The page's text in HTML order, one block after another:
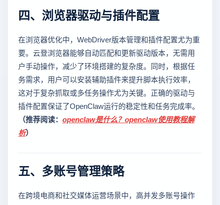
四、浏览器驱动与插件配置
在浏览器优化中，WebDriver版本管理和插件配置尤为重
要。云登浏览器能够自动匹配和更新驱动版本，无需用
户手动操作，减少了环境搭建的复杂度。同时，根据任
务需求，用户可以安装辅助插件来提升脚本执行效率，
这对于复杂抓取或多任务操作尤为关键。正确的驱动与
插件配置保证了OpenClaw运行的稳定性和任务完成率。
（推荐阅读： openclaw是什么？openclaw使用教程解
析）
五、多账号管理策略
在跨境电商和社交媒体运营场景中，高并发多账号操作